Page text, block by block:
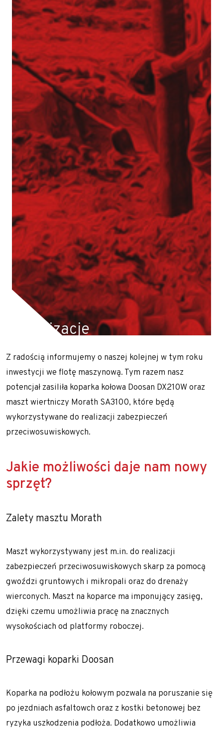
Młodszy Inżynier Budowy (K/M)
Mechanik / serwisant maszyn budowlanych
(K/M)
Młodszy Inżynier Budowy (K/M)
Inżynier Budowy (K/M)
Specjalista ds. kosztorysowania i wycen (K/M)
Operator palownicy (K/M)
Projektant geotechniczny (K/M)
O nas
Park maszynowy
Specjaliści w dziedzinie geotechniki
Zespół Tergon
Polityka prywatności
Polityka prywatności
Realizujemy zlecenia na terenie całego kraju
Realizacje z zakresu geotechniki
Referencje
Specjalista / Specjalistka ds. ofertowania
Technologie
Usługi geotechniczne
Wzmacnianie gruntu i fundamentowanie
specjalne
Kolumny DSM
Mikropale
Pale VDW
Zabezpieczenia wykopów
Kotwy gruntowe
Mury oporowe – trwała stabilizacja skarp i
Ściany berlińskie
Zabezpieczenie skarp i zboczy
Dreny
Realizacje
Realizujemy prace geotechniczne na terenie całej
Polski oraz Europy m.in. Słowacji, Czech, Austrii i
Niemiec.
Z radością informujemy o naszej kolejnej w tym roku
inwestycji we flotę maszynową. Tym razem nasz
potencjał zasiliła koparka kołowa Doosan DX210W oraz
maszt wiertniczy Morath SA3100, które będą
wykorzystywane do realizacji zabezpieczeń
przeciwosuwiskowych.
Jakie możliwości daje nam nowy
sprzęt?
Zalety masztu Morath
Maszt wykorzystywany jest m.in. do realizacji
zabezpieczeń przeciwosuwiskowych skarp za pomocą
gwoździ gruntowych i mikropali oraz do drenaży
wierconych. Maszt na koparce ma imponujący zasięg,
dzięki czemu umożliwia pracę na znacznych
wysokościach od platformy roboczej.
Przewagi koparki Doosan
Koparka na podłożu kołowym pozwala na poruszanie się
po jezdniach asfaltowch oraz z kostki betonowej bez
ryzyka uszkodzenia podłoża. Dodatkowo umożliwia